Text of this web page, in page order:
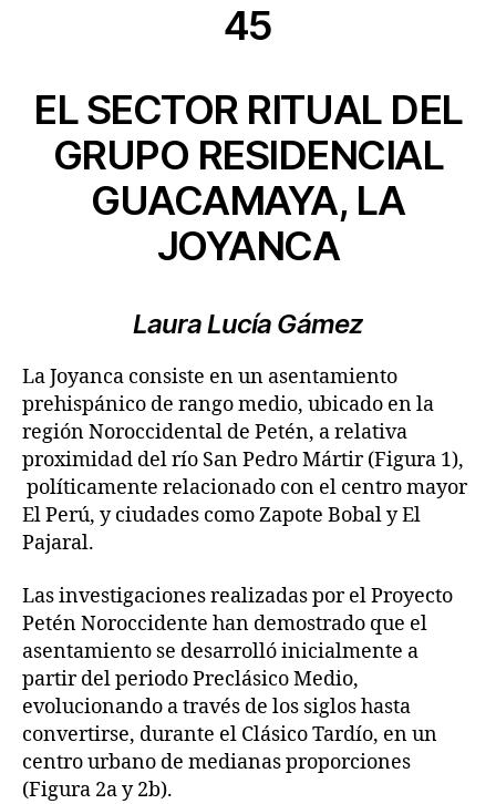
45
EL SECTOR RITUAL DEL
GRUPO RESIDENCIAL
GUACAMAYA, LA
JOYANCA
Laura Lucía Gámez
La Joyanca consiste en un asentamiento
prehispánico de rango medio, ubicado en la
región Noroccidental de Petén, a relativa
proximidad del río San Pedro Mártir (Figura 1),
políticamente relacionado con el centro mayor
El Perú, y ciudades como Zapote Bobal y El
Pajaral.
Las investigaciones realizadas por el Proyecto
Petén Noroccidente han demostrado que el
asentamiento se desarrolló inicialmente a
partir del periodo Preclásico Medio,
evolucionando a través de los siglos hasta
convertirse, durante el Clásico Tardío, en un
centro urbano de medianas proporciones
(Figura 2a y 2b).